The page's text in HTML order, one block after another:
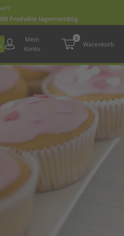
Produkte lagervorrätig
Mein
Konto
0
Warenkorb